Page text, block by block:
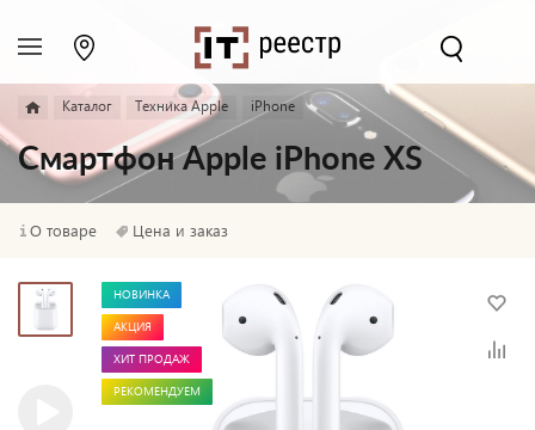
Каталог Техника Apple iPhone
Смартфон Apple iPhone XS
О товаре Цена и заказ
НОВИНКА
АКЦИЯ
ХИТ ПРОДАЖ
РЕКОМЕНДУЕМ